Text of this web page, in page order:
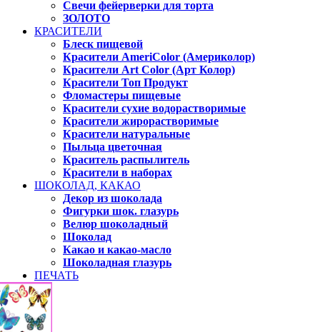
Свечи фейерверки для торта
ЗОЛОТО
КРАСИТЕЛИ
Блеск пищевой
Красители AmeriColor (Америколор)
Красители Art Color (Арт Колор)
Красители Топ Продукт
Фломастеры пищевые
Красители сухие водорастворимые
Красители жирорастворимые
Красители натуральные
Пыльца цветочная
Краситель распылитель
Красители в наборах
ШОКОЛАД, КАКАО
Декор из шоколада
Фигурки шок. глазурь
Велюр шоколадный
Шоколад
Какао и какао-масло
Шоколадная глазурь
ПЕЧАТЬ